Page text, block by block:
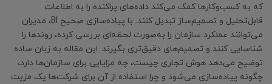
که به کسب‌وکارها کمک می‌کند داده‌های پراکنده را به اطلاعات
قابل‌تحلیل و تصمیم‌ساز تبدیل کنند. با پیاده‌سازی صحیح BI، مدیران
می‌توانند عملکرد سازمان را به‌صورت لحظه‌ای بررسی کرده، روندها را
شناسایی کنند و تصمیم‌های دقیق‌تری بگیرند. این مقاله به زبان ساده
توضیح می‌دهد هوش تجاری چیست، چه مزایایی برای سازمان‌ها دارد،
چگونه پیاده‌سازی می‌شود و چرا استفاده از آن برای شرکت‌ها یک مزیت